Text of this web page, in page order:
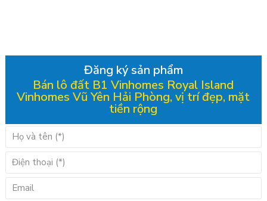
Đăng ký sản phẩm
Bán lô đất B1 Vinhomes Royal Island
Vinhomes Vũ Yên Hải Phòng, vị trí đẹp, mặt
tiền rộng